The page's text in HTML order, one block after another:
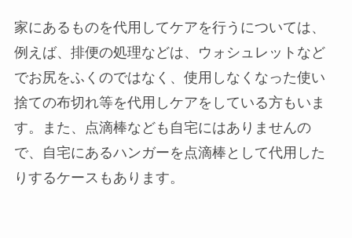
家にあるものを代用してケアを行うについては、
例えば、排便の処理などは、ウォシュレットなど
でお尻をふくのではなく、使用しなくなった使い
捨ての布切れ等を代用しケアをしている方もいま
す。また、点滴棒なども自宅にはありませんの
で、自宅にあるハンガーを点滴棒として代用した
りするケースもあります。